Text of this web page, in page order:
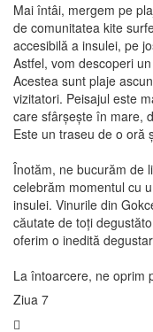
Mai întâi, mergem pe
de comunitatea kite
accesibilă a insulei, pe
Astfel, vom descoperi
Acestea sunt plaje
vizitatori. Peisajul este
care sfârșește în mare,
Este un traseu de o oră
Înotăm, ne bucurăm de
celebrăm momentul cu
insulei. Vinurile din
căutate de toți
oferim o inedită
La întoarcere, ne oprim
Ziua 7